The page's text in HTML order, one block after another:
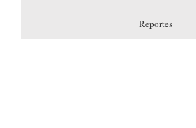
Reportes